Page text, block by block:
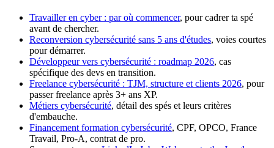
Travailler en cyber : par où commencer, pour cadrer ta spé
avant de chercher.
Reconversion cybersécurité sans 5 ans d'études, voies courtes
pour démarrer.
Développeur vers cybersécurité : roadmap 2026, cas
spécifique des devs en transition.
Freelance cybersécurité : TJM, structure et clients 2026, pour
passer freelance après 3+ ans XP.
Métiers cybersécurité, détail des spés et leurs critères
d'embauche.
Financement formation cybersécurité, CPF, OPCO, France
Travail, Pro-A, contrat de pro.